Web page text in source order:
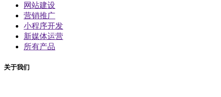
网站建设
营销推广
小程序开发
新媒体运营
所有产品
关于我们